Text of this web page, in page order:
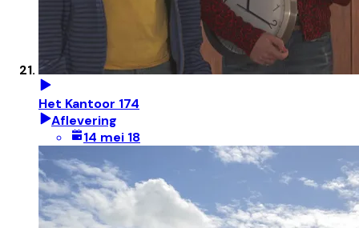
Het Kantoor 174
Aflevering
14 mei 18